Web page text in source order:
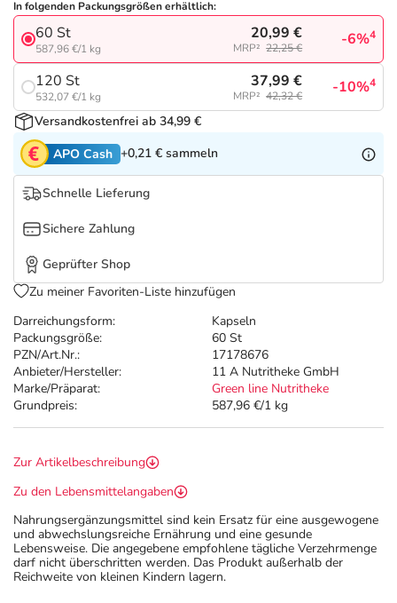
Tierapotheke
Vitamine & Mineralstoffe
Marken
Salus Deals
Darreichungsform:
Kapseln
Packungsgröße:
60 St
PZN/Art.Nr.:
17178676
Anbieter/Hersteller:
11 A Nutritheke GmbH
Marke/Präparat:
Green line Nutritheke
Grundpreis:
587,96 €/1 kg
In folgenden Packungsgrößen erhältlich:
60 St
587,96 €/1 kg
20,99 €
MRP² 22,25 € -6%4
120 St
532,07 €/1 kg
37,99 €
MRP² 42,32 € -10%4
Versandkostenfrei ab 34,99 €
APO Cash +0,21 € sammeln
Schnelle Lieferung
Sichere Zahlung
Geprüfter Shop
Zu meiner Favoriten-Liste hinzufügen
Zur Artikelbeschreibung
Zu den Lebensmittelangaben
Nahrungsergänzungsmittel sind kein Ersatz für eine ausgewogene
und abwechslungsreiche Ernährung und eine gesunde
Lebensweise. Die angegebene empfohlene tägliche Verzehrmenge
darf nicht überschritten werden. Das Produkt außerhalb der
Reichweite von kleinen Kindern lagern.